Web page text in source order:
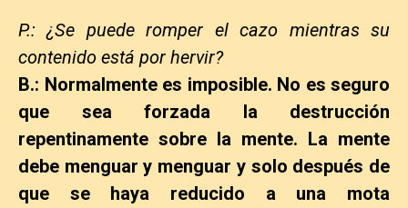
P.: ¿Se puede romper el cazo mientras su
contenido está por hervir?
B.: Normalmente es imposible. No es seguro
que sea forzada la destrucción
repentinamente sobre la mente. La mente
debe menguar y menguar y solo después de
que se haya reducido a una mota